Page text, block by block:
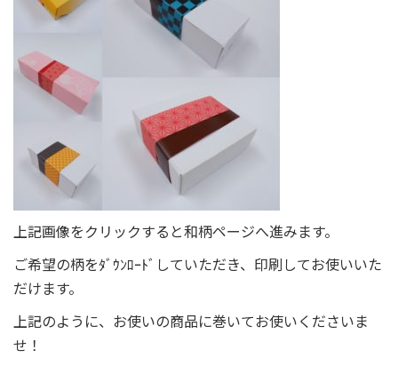
上記画像をクリックすると和柄ページへ進みます。
ご希望の柄をﾀﾞｳﾝﾛｰﾄﾞしていただき、印刷してお使いいた
だけます。
上記のように、お使いの商品に巻いてお使いくださいま
せ！